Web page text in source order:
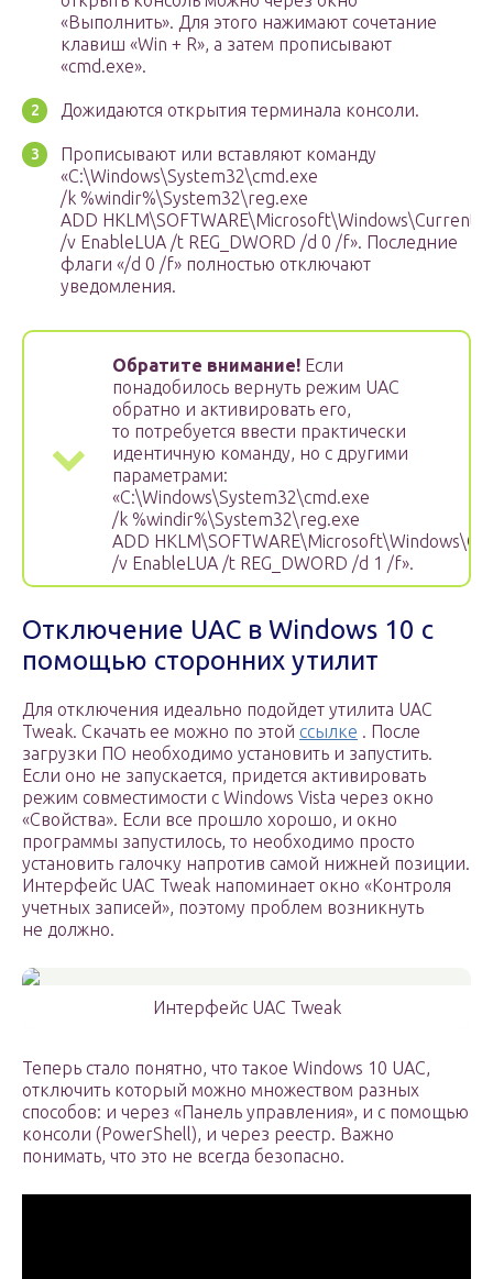
«Выполнить». Для этого нажимают сочетание
клавиш «Win + R», а затем прописывают
«cmd.exe».
Дожидаются открытия терминала консоли.
Прописывают или вставляют команду
«C:\Windows\System32\cmd.exe
/k %windir%\System32\reg.exe
ADD
/v EnableLUA /t REG_DWORD /d 0 /f». Последние
флаги «/d 0 /f» полностью отключают
уведомления.
Обратите внимание! Если
понадобилось вернуть режим UAC
обратно и активировать его,
то потребуется ввести практически
идентичную команду, но с другими
параметрами:
«C:\Windows\System32\cmd.exe
/k %windir%\System32\reg.exe
ADD
/v EnableLUA /t REG_DWORD /d 1 /f».
Отключение UAC в Windows 10 с
помощью сторонних утилит
Для отключения идеально подойдет утилита UAC
Tweak. Скачать ее можно по этой ссылке . После
загрузки ПО необходимо установить и запустить.
Если оно не запускается, придется активировать
режим совместимости с Windows Vista через окно
«Свойства». Если все прошло хорошо, и окно
программы запустилось, то необходимо просто
установить галочку напротив самой нижней позиции.
Интерфейс UAC Tweak напоминает окно «Контроля
учетных записей», поэтому проблем возникнуть
не должно.
Интерфейс UAC Tweak
Теперь стало понятно, что такое Windows 10 UAC,
отключить который можно множеством разных
способов: и через «Панель управления», и с помощью
консоли (PowerShell), и через реестр. Важно
понимать, что это не всегда безопасно.